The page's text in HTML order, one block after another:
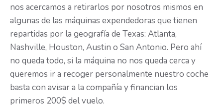
nos acercamos a retirarlos por nosotros mismos en
algunas de las máquinas expendedoras que tienen
repartidas por la geografía de Texas: Atlanta,
Nashville, Houston, Austin o San Antonio. Pero ahí
no queda todo, si la máquina no nos queda cerca y
queremos ir a recoger personalmente nuestro coche
basta con avisar a la compañía y financian los
primeros 200$ del vuelo.